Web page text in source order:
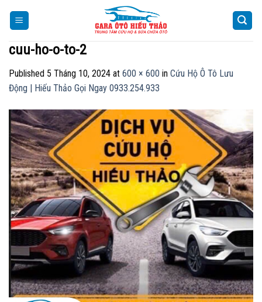
cuu-ho-o-to-2
Published 5 Tháng 10, 2024 at 600 × 600 in Cứu Hộ Ô Tô Lưu
Động | Hiếu Thảo Gọi Ngay 0933.254.933